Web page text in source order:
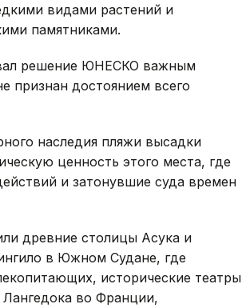
видами растений и
памятниками.
решение ЮНЕСКО важным
признан достоянием всего
наследия пляжи высадки
ценность этого места, где
и затонувшие суда времен
древние столицы Асука и
в Южном Судане, где
исторические театры
Лангедока во Франции,